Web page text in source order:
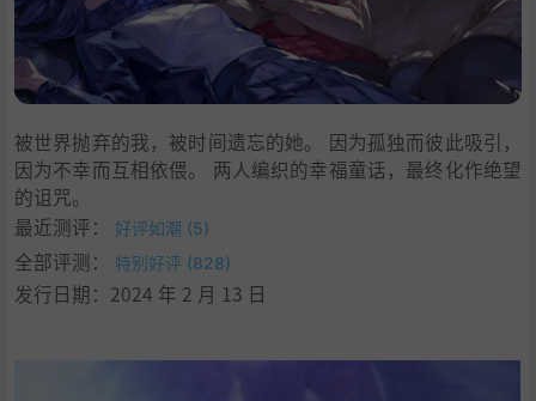
被世界抛弃的我，被时间遗忘的她。 因为孤独而彼此吸引，
因为不幸而互相依偎。 两人编织的幸福童话，最终化作绝望
的诅咒。
最近测评：
好评如潮 (5)
全部评测： 特别好评 (828)
发行日期：2024 年 2 月 13 日